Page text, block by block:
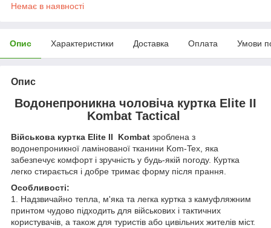
Немає в наявності
Опис Характеристики Доставка Оплата Умови
Опис
Водонепроникна чоловіча куртка Elite II
Kombat Tactical
Військова куртка Elite II Kombat зроблена з
водонепроникної ламінованої тканини Kom-Tex, яка
забезпечує комфорт і зручність у будь-якій погоду. Куртка
легко стирається і добре тримає форму після прання.
Особливості:
1. Надзвичайно тепла, м'яка та легка куртка з камуфляжним
принтом чудово підходить для військових і тактичних
користувачів, а також для туристів або цивільних жителів міст.